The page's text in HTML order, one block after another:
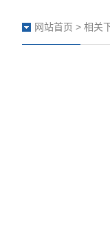
网站首页 > 相关